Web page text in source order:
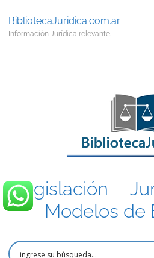
BibliotecaJuridica.com.ar
Información Jurídica relevante.
Legislación
Modelos de